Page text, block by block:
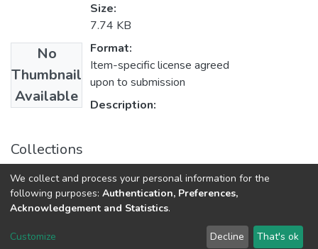
No
Thumbnail
Available
Size:
7.74 KB
Format:
Item-specific license agreed
upon to submission
Description:
Collections
Наукові вісті НТУУ «КПІ»: міжнародний науково-
технічний журнал, № 1(111)
DSpace software copyright © 2002-2026 LYRASIS
We collect and process your personal information for the
following purposes: Authentication, Preferences,
Acknowledgement and Statistics.
Customize Decline That's ok